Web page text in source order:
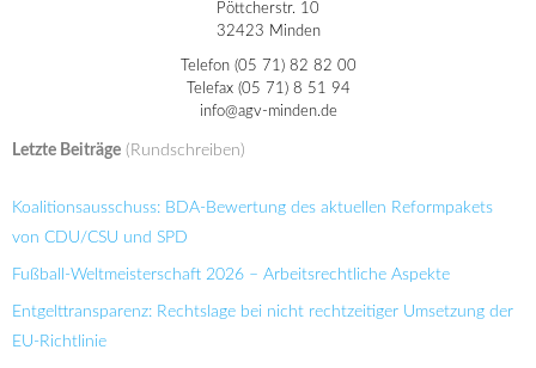
Pöttcherstr. 10
32423 Minden
Telefon (05 71) 82 82 00
Telefax (05 71) 8 51 94
info@agv-minden.de
Letzte Beiträge (Rundschreiben)
Koalitionsausschuss: BDA-Bewertung des aktuellen Reformpakets
von CDU/CSU und SPD
Fußball-Weltmeisterschaft 2026 – Arbeitsrechtliche Aspekte
Entgelttransparenz: Rechtslage bei nicht rechtzeitiger Umsetzung der
EU-Richtlinie